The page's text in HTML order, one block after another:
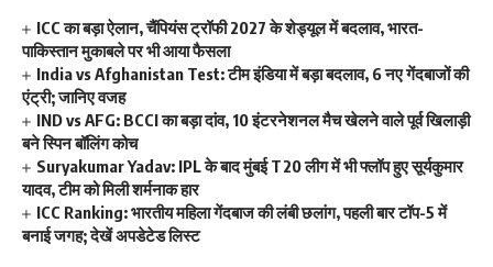
ICC का बड़ा ऐलान, चैंपियंस ट्रॉफी 2027 के शेड्यूल में बदलाव, भारत-
पाकिस्तान मुकाबले पर भी आया फैसला
India vs Afghanistan Test: टीम इंडिया में बड़ा बदलाव, 6 नए गेंदबाजों की
एंट्री; जानिए वजह
IND vs AFG: BCCI का बड़ा दांव, 10 इंटरनेशनल मैच खेलने वाले पूर्व खिलाड़ी
बने स्पिन बॉलिंग कोच
Suryakumar Yadav: IPL के बाद मुंबई T20 लीग में भी फ्लॉप हुए सूर्यकुमार
यादव, टीम को मिली शर्मनाक हार
ICC Ranking: भारतीय महिला गेंदबाज की लंबी छलांग, पहली बार टॉप-5 में
बनाई जगह; देखें अपडेटेड लिस्ट